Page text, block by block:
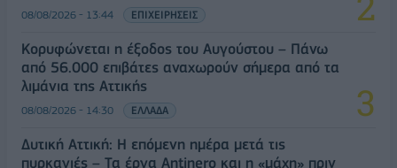
08/08/2026 - 13:44 ΕΠΙΧΕΙΡΗΣΕΙΣ
Κορυφώνεται η έξοδος του Αυγούστου – Πάνω
από 56.000 επιβάτες αναχωρούν σήμερα από τα
λιμάνια της Αττικής
08/08/2026 - 14:30 ΕΛΛΑΔΑ
Δυτική Αττική: Η επόμενη ημέρα μετά τις
πυρκαγιές – Τα έργα Antinero και η «μάχη» πριν